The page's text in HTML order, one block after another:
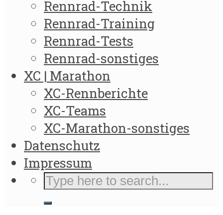
Rennrad-Technik
Rennrad-Training
Rennrad-Tests
Rennrad-sonstiges
XC | Marathon
XC-Rennberichte
XC-Teams
XC-Marathon-sonstiges
Datenschutz
Impressum